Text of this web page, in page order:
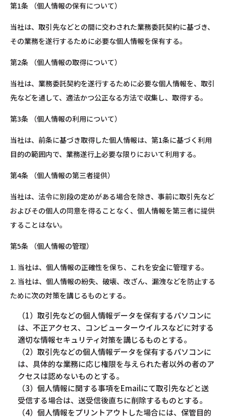
第1条 （個人情報の保有について）
当社は、取引先などとの間に交わされた業務委託契約に基づき、
その業務を遂行するために必要な個人情報を保有する。
第2条 （個人情報の取得について）
当社は、業務委託契約を遂行するために必要な個人情報を、取引
先などを通して、適法かつ公正なる方法で収集し、取得する。
第3条 （個人情報の利用について）
当社は、前条に基づき取得した個人情報は、第1条に基づく利用
目的の範囲内で、業務遂行上必要な限りにおいて利用する。
第4条 （個人情報の第三者提供）
当社は、法令に別段の定めがある場合を除き、事前に取引先など
およびその個人の同意を得ることなく、個人情報を第三者に提供
することはない。
第5条 （個人情報の管理）
1. 当社は、個人情報の正確性を保ち、これを安全に管理する。
2. 当社は、個人情報の紛失、破壊、改ざん、漏洩などを防止する
ために次の対策を講じるものとする。
（1）取引先などの個人情報データを保有するパソコンに
は、不正アクセス、コンピューターウイルスなどに対する
適切な情報セキュリティ対策を講じるものとする。
（2）取引先などの個人情報データを保有するパソコンに
は、具体的な業務に応じ権限を与えられた者以外の者のア
クセスは認めないものとする。
（3）個人情報に関する事項をEmailにて取引先などと送
受信する場合は、送受信後直ちに削除するものとする。
（4）個人情報をプリントアウトした場合には、保管目的